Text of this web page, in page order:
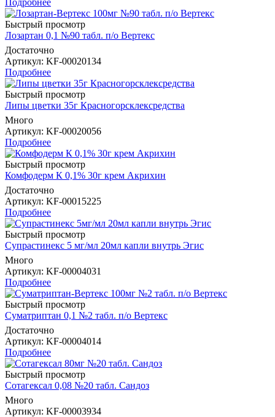
Подробнее
Быстрый просмотр
Лозартан 0,1 №90 табл. п/о Вертекс
Достаточно
Артикул: KF-00020134
Подробнее
Быстрый просмотр
Липы цветки 35г Красногорсклексредства
Много
Артикул: KF-00020056
Подробнее
Быстрый просмотр
Комфодерм К 0,1% 30г крем Акрихин
Достаточно
Артикул: KF-00015225
Подробнее
Быстрый просмотр
Супрастинекс 5 мг/мл 20мл капли внутрь Эгис
Много
Артикул: KF-00004031
Подробнее
Быстрый просмотр
Суматриптан 0,1 №2 табл. п/о Вертекс
Достаточно
Артикул: KF-00004014
Подробнее
Быстрый просмотр
Сотагексал 0,08 №20 табл. Сандоз
Много
Артикул: KF-00003934